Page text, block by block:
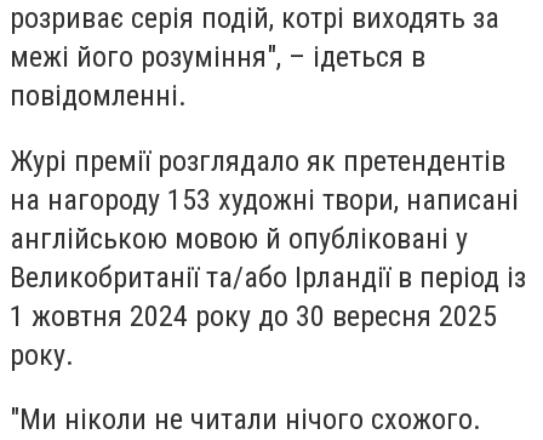
розриває серія подій, котрі виходять за
межі його розуміння", – ідеться в
повідомленні.
Журі премії розглядало як претендентів
на нагороду 153 художні твори, написані
англійською мовою й опубліковані у
Великобританії та/або Ірландії в період із
1 жовтня 2024 року до 30 вересня 2025
року.
"Ми ніколи не читали нічого схожого.